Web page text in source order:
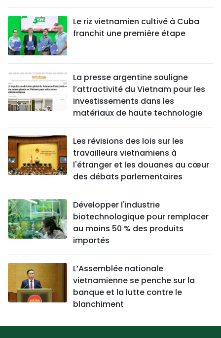
Le riz vietnamien cultivé à Cuba
franchit une première étape
La presse argentine souligne
l’attractivité du Vietnam pour les
investissements dans les
matériaux de haute technologie
Les révisions des lois sur les
travailleurs vietnamiens à
l'étranger et les douanes au cœur
des débats parlementaires
Développer l'industrie
biotechnologique pour remplacer
au moins 50 % des produits
importés
L’Assemblée nationale
vietnamienne se penche sur la
banque et la lutte contre le
blanchiment